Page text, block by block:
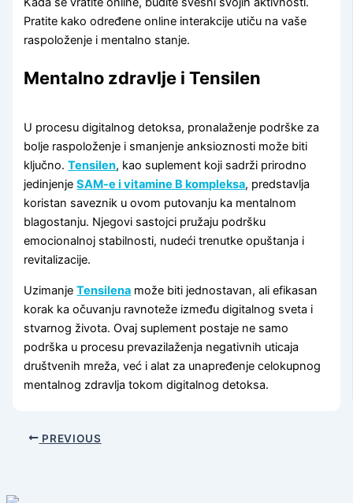
Pratite kako određene online interakcije utiču na vaše
raspoloženje i mentalno stanje.
Mentalno zdravlje i Tensilen
U procesu digitalnog detoksa, pronalaženje podrške za
bolje raspoloženje i smanjenje anksioznosti može biti
ključno.Tensilen, kao suplement koji sadrži prirodno
jedinjenjeSAM-e i vitamine B kompleksa, predstavlja
koristan saveznik u ovom putovanju ka mentalnom
blagostanju. Njegovi sastojci pružaju podršku
emocionalnoj stabilnosti, nudeći trenutke opuštanja i
revitalizacije.
UzimanjeTensilena može biti jednostavan, ali efikasan
korak ka očuvanju ravnoteže između digitalnog sveta i
stvarnog života. Ovaj suplement postaje ne samo
podrška u procesu prevazilaženja negativnih uticaja
društvenih mreža, već i alat za unapređenje celokupnog
mentalnog zdravlja tokom digitalnog detoksa.
PREVIOUS